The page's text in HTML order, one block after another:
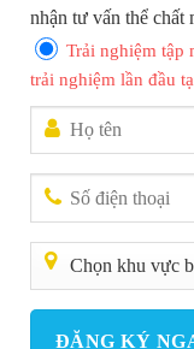
CHẾ ĐỘ DINH
LUYỆN: BÍ QUYẾT
21 Tháng 8, 2025
Bạn đang nỗ lực hết
mong đợi? Bí mật
dinh...
nhận tư vấn thể chất
Trải nghiệm tập
trải nghiệm lần đầu